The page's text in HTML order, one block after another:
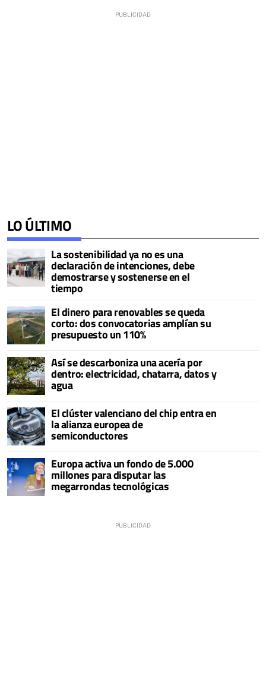
LO ÚLTIMO
La sostenibilidad ya no es una
declaración de intenciones, debe
demostrarse y sostenerse en el
tiempo
El dinero para renovables se queda
corto: dos convocatorias amplían su
presupuesto un 110%
Así se descarboniza una acería por
dentro: electricidad, chatarra, datos y
agua
El clúster valenciano del chip entra en
la alianza europea de
semiconductores
Europa activa un fondo de 5.000
millones para disputar las
megarrondas tecnológicas